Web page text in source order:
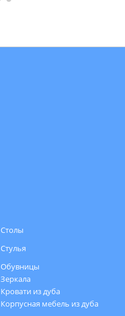
Столы
Стулья
Обувницы
Зеркала
Кровати из дуба
Корпусная мебель из дуба